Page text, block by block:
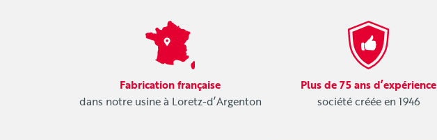
Fabrication française
dans notre usine à Loretz-d’Argenton
Plus de 75 ans d’expérience
société créée en 1946